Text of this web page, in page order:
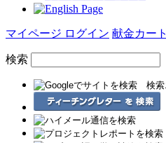
マイページ ログイン 献金カート
検索